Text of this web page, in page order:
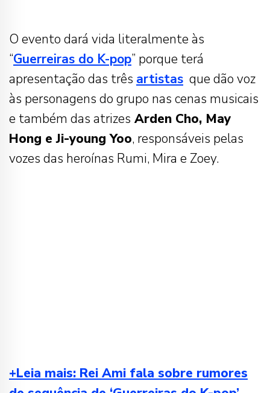
O evento dará vida literalmente às
“Guerreiras do K-pop” porque terá
apresentação das três artistas que dão voz
às personagens do grupo nas cenas musicais
e também das atrizes Arden Cho, May
Hong e Ji-young Yoo, responsáveis pelas
vozes das heroínas Rumi, Mira e Zoey.
+Leia mais: Rei Ami fala sobre rumores